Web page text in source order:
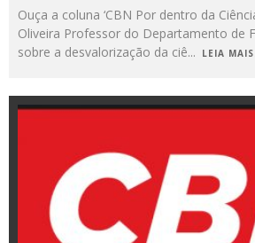
Ouça a coluna ‘CBN Por dentro da
Oliveira Professor do Departamento de
sobre a desvalorização da ciê... LEIA